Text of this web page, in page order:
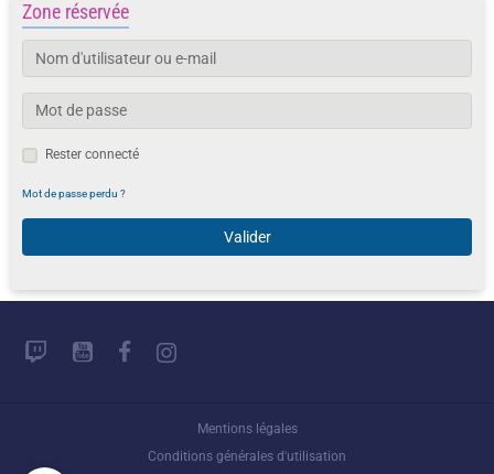
Zone réservée
Rester connecté
Mot de passe perdu ?
Valider
Mentions légales
Conditions générales d'utilisation